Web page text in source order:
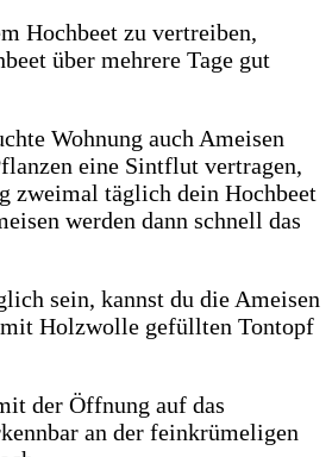
Hochbeet zu vertreiben,
über mehrere Tage gut
Wohnung auch Ameisen
eine Sintflut vertragen,
zweimal täglich dein Hochbeet
werden dann schnell das
sein, kannst du die Ameisen
Holzwolle gefüllten Tontopf
der Öffnung auf das
an der feinkrümeligen